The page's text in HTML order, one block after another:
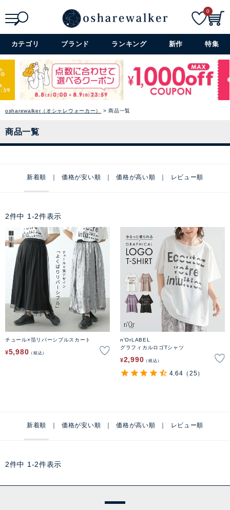
詳細検索+
0
カテゴリ ブランド ランキング 新作 特集
osharewalker（オシャレウォーカー） 商品一覧
商品一覧
新着順 価格が安い順 価格が高い順 レビュー順
2件中 1 -2件表示
チュール×箔リバーシブルスカート
¥5,980 税込
n'OrLABEL
グラフィカルロゴTシャツ
¥2,990 税込
4.64 （25）
新着順 価格が安い順 価格が高い順 レビュー順
2件中 1 -2件表示